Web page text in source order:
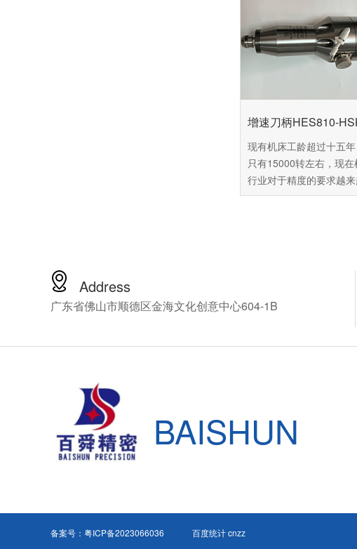
增速刀柄HES810-
现有机床工龄超过十五
只有15000转左右，现在
行业对于精度的要求越
这台机床已经难以达到
NSK的CNC加工中心增速
HES810-HSK A63，下面
细介绍这款产品。
Address
广东省佛山市顺德区金海文化创意中心604-1B
BAISHUN
备案号： 粤ICP备2023066036 百度统计 cnzz